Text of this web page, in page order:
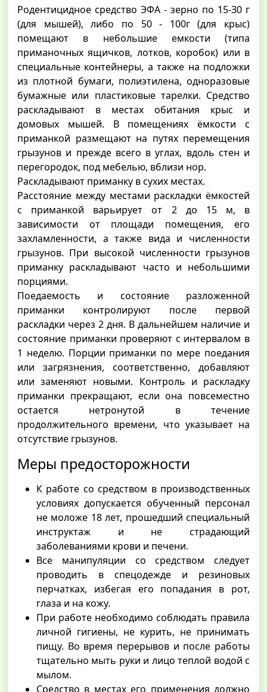
Родентицидное средство ЭФА - зерно по 15-З0 г
(для мышей), либо по 50 - 100г (для крыс)
помещают в небольшие емкости (типа
приманочных ящичков, лотков, коробок) или в
специальные контейнеры, а также на подложки
из плотной бумаги, полиэтилена, одноразовые
бумажные или пластиковые тарелки. Средство
раскладывают в местах обитания крыс и
домовых мышей. В помещениях ёмкости с
приманкой размещают на путях перемещения
грызунов и прежде всего в углах, вдоль стен и
перегородок, под мебелью, вблизи нор.
Раскладывают приманку в сухих местах.
Расстояние между местами раскладки ёмкостей
с приманкой варьирует от 2 до 15 м, в
зависимости от площади помещения, его
захламленности, а также вида и численности
грызунов. При высокой численности грызунов
приманку раскладывают часто и небольшими
порциями.
Поедаемость и состояние разложенной
приманки контролируют после первой
раскладки через 2 дня. В дальнейшем наличие и
состояние приманки проверяют с интервалом в
1 неделю. Порции приманки по мере поедания
или загрязнения, соответственно, добавляют
или заменяют новыми. Контроль и раскладку
приманки прекращают, если она повсеместно
остается нетронутой в течение
продолжительного времени, что указывает на
отсутствие грызунов.
Меры предосторожности
К работе со средством в производственных
условиях допускается обученный персонал
не моложе 18 лет, прошедший специальный
инструктаж и не страдающий
заболеваниями крови и печени.
Все манипуляции со средством следует
проводить в спецодежде и резиновых
перчатках, избегая его попадания в рот,
глаза и на кожу.
При работе необходимо соблюдать правила
личной гигиены, не курить, не принимать
пищу. Во время перерывов и после работы
тщательно мыть руки и лицо теплой водой с
мылом.
Средство в местах его применения должно